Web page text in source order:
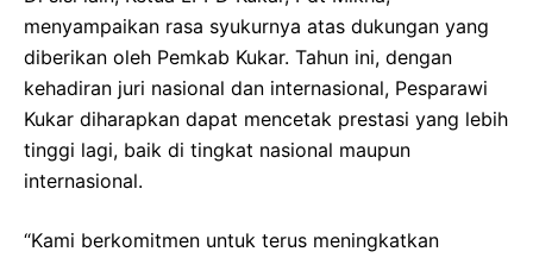
menyampaikan rasa syukurnya atas dukungan yang
diberikan oleh Pemkab Kukar. Tahun ini, dengan
kehadiran juri nasional dan internasional, Pesparawi
Kukar diharapkan dapat mencetak prestasi yang lebih
tinggi lagi, baik di tingkat nasional maupun
internasional.
“Kami berkomitmen untuk terus meningkatkan